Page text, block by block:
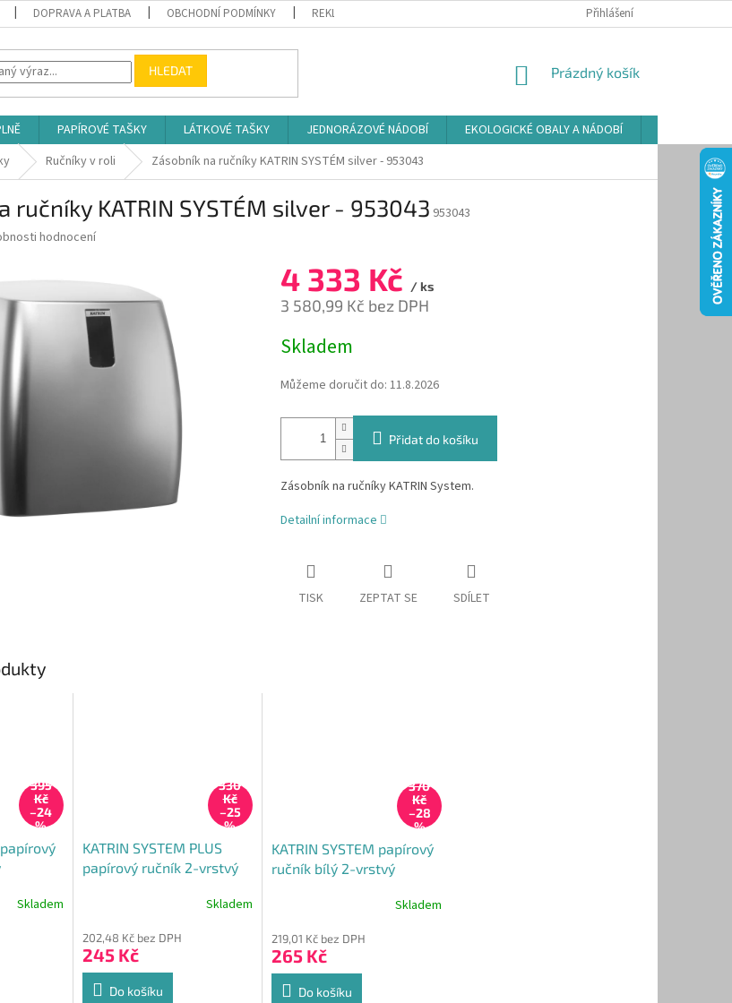
DOPRAVA A PLATBA OBCHODNÍ PODMÍNKY REKLAMAČNÍ ŘÁD ZÁSADY POUŽÍVÁNÍ SOUBORŮ COOKIES
Přihlášení
HLEDAT
NÁKUPNÍ
Prázdný košík
PAPÍROVÉ TAŠKY LÁTKOVÉ TAŠKY JEDNORÁZOVÉ NÁDOBÍ EKOLOGICKÉ OBALY A NÁDOBÍ
Ručníky v roli Zásobník na ručníky KATRIN SYSTÉM silver - 953043
ručníky KATRIN SYSTÉM silver - 953043 953043
hodnocení
4 333 Kč / ks
3 580,99 Kč bez DPH
cena:
Skladem
Můžeme doručit do: 11.8.2026
Přidat do košíku
Zásobník na ručníky KATRIN System.
Detailní informace
TISK ZEPTAT SE SDÍLET
395
Kč
–24
%
papírový
Skladem
330
Kč
–25
%
KATRIN SYSTEM PLUS
papírový ručník 2-vrstvý
Skladem
202,48 Kč bez DPH
245 Kč
Do košíku
370
Kč
–28
%
KATRIN SYSTEM papírový
ručník bílý 2-vrstvý
Skladem
219,01 Kč bez DPH
265 Kč
Do košíku